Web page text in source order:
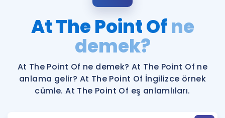
Şifremi Hatırlamıyorum
Katılımcı Görüşleri
Faydalı Araçlar
Ücretsiz Kaynaklar
İngilizce Gramer
At The Point Ofne
demek?
At The Point Of ne demek? At The Point Of ne
anlama gelir? At The Point Of İngilizce örnek
cümle. At The Point Of eş anlamlıları.